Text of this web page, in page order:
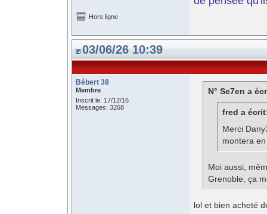
Hors ligne
03/06/26 10:39
Bébert 38
Membre
Inscrit le: 17/12/16
Messages: 3268
N° Se7en a
fred a
Merci
montera
Moi aussi,
Grenoble, ça
lol et bien acheté